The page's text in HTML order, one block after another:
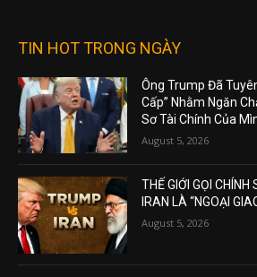
TIN HOT TRONG NGÀY
Ông Trump Đã
Cấp” Nhằm Ngăn
Sơ Tài Chính Của
August 5, 2026
THẾ GIỚI GỌI
IRAN LÀ “NGOẠI
August 5, 2026